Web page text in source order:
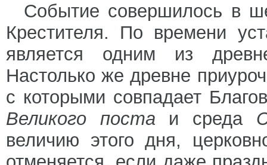
Событие совершилось в
Крестителя. По времени
является одним из
Настолько же древне
с которыми совпадает
Великого поста и среда
величию этого дня,